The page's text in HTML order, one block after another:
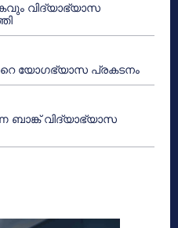
വിദ്യാഭ്യാസ
യോഗഭ്യാസ പ്രകടനം
വിദ്യാഭ്യാസ